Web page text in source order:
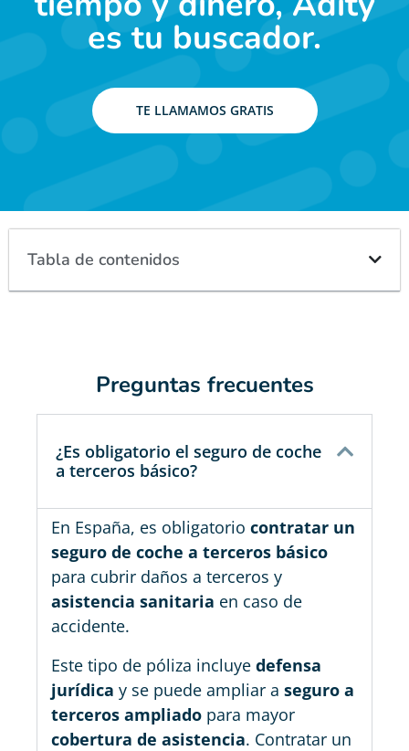
es tu buscador.
TE LLAMAMOS GRATIS
Tabla de contenidos
Preguntas frecuentes
¿Es obligatorio el seguro de coche
a terceros básico?
En España, es obligatorio contratar un
seguro de coche a terceros básico
para cubrir daños a terceros y
asistencia sanitaria en caso de
accidente.
Este tipo de póliza incluye defensa
jurídica y se puede ampliar a seguro a
terceros ampliado para mayor
cobertura de asistencia. Contratar un